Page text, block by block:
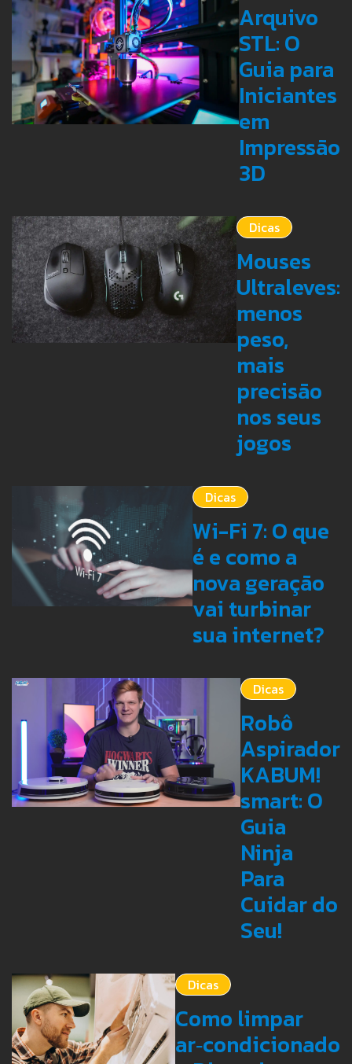
Arquivo
STL: O
Guia para
Iniciantes
em
Impressão
3D
Dicas
Mouses
Ultraleves:
menos
peso,
mais
precisão
nos seus
jogos
Dicas
Wi-Fi 7: O que
é e como a
nova geração
vai turbinar
sua internet?
Dicas
Robô
Aspirador
KABUM!
smart: O
Guia
Ninja
Para
Cuidar do
Seu!
Dicas
Como limpar
ar‑condicionado